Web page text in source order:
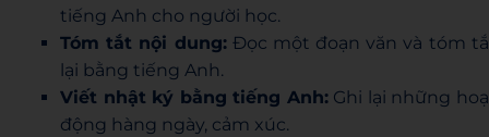
tiếng Anh cho người học.
Tóm tắt nội dung:Đọc một đoạn văn và tóm
lại bằng tiếng Anh.
Viết nhật ký bằng tiếng Anh:Ghi lại những
động hàng ngày, cảm xúc.